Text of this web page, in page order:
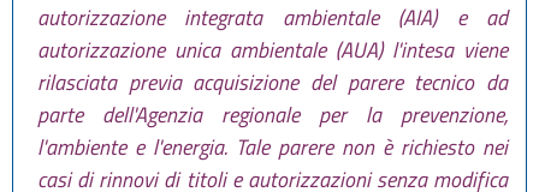
autorizzazione integrata ambientale (AIA) e ad
autorizzazione unica ambientale (AUA) l'intesa viene
rilasciata previa acquisizione del parere tecnico da
parte dell'Agenzia regionale per la prevenzione,
l'ambiente e l'energia. Tale parere non è richiesto nei
casi di rinnovi di titoli e autorizzazioni senza modifica